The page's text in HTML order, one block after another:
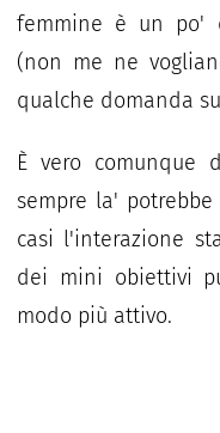
femmine è un po'
(non me ne
qualche domanda
È vero comunque
sempre la'
casi l'interazione
dei mini obiettivi
modo più attivo.